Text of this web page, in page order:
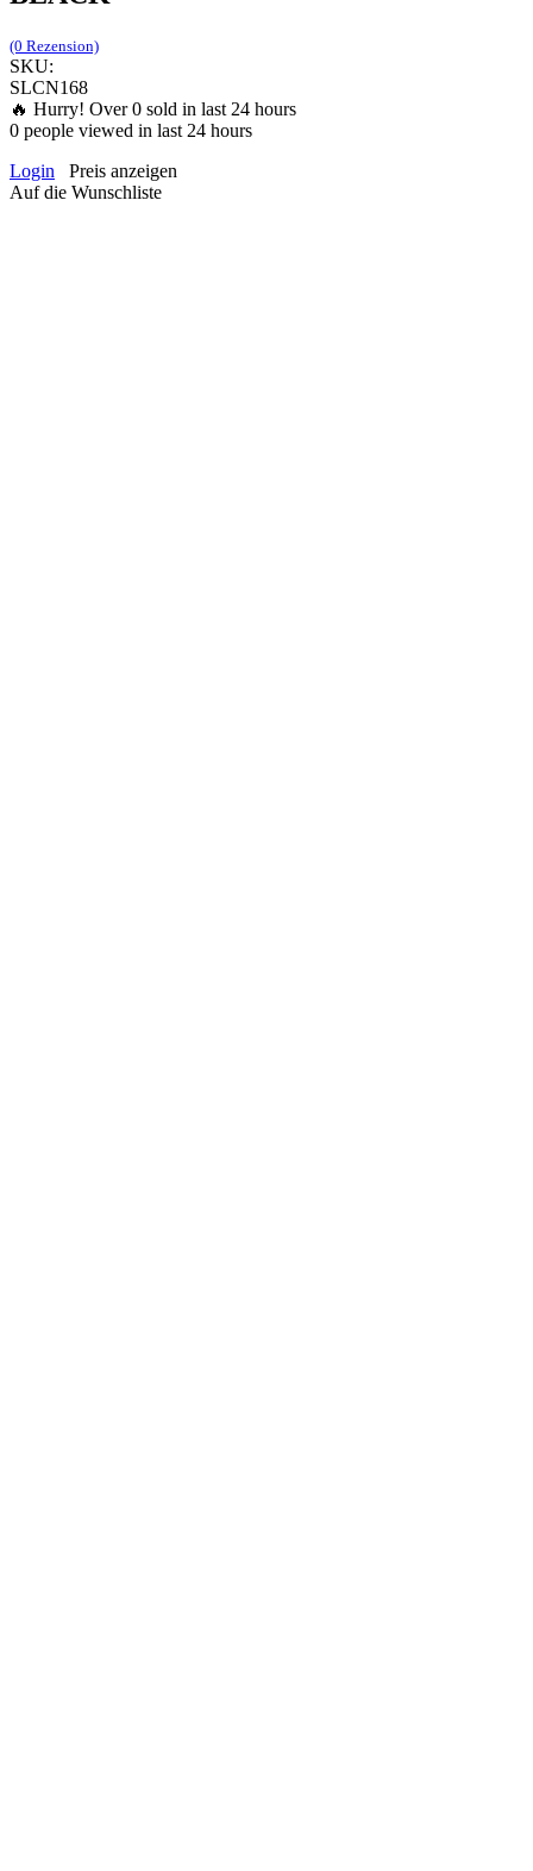
(0 Rezension)
SKU:
SLCN168
🔥 Hurry! Over0 sold in last 24 hours
0 people viewed in last 24 hours
Login
Preis anzeigen
Auf die Wunschliste